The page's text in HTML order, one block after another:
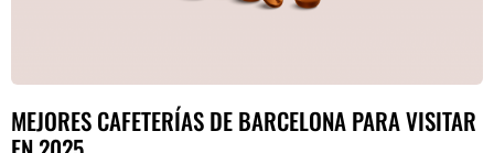
MEJORES CAFETERÍAS DE BARCELONA PARA VISITAR